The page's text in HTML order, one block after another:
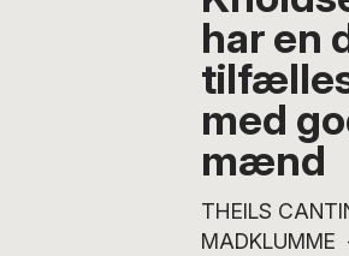
har en
med
mænd
THEILS
MADKLUMME